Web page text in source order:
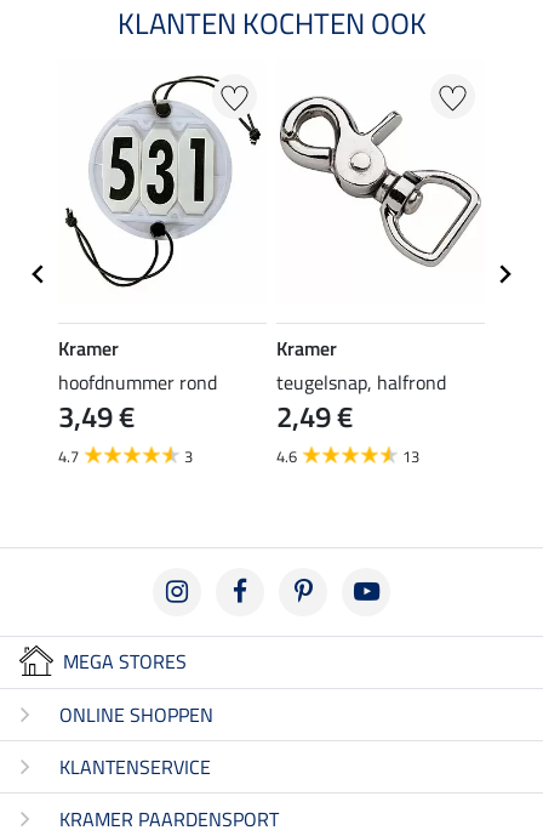
KLANTEN KOCHTEN OOK
Kramer
hoofdnummer rond
3,49 €
4.7 3
Kramer
teugelsnap, halfrond
2,49 €
4.6 13
MEGA STORES
ONLINE SHOPPEN
KLANTENSERVICE
KRAMER PAARDENSPORT